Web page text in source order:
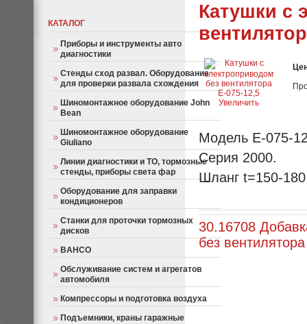
КАТАЛОГ
Приборы и инструменты авто
диагностики
Стенды сход развал. Оборудование
для проверки развала схождения
Шиномонтажное оборудование John
Bean
Шиномонтажное оборудование
Giuliano
Линии диагностики и ТО, тормозные
стенды, приборы света фар
Оборудование для заправки
кондиционеров
Станки для проточки тормозных
дисков
BAHCO
Обслуживание систем и агрегатов
автомобиля
Компрессоры и подготовка воздуха
Подъемники, краны гаражные
Катушки с
Увеличить
Модель E-075-
Серия 2000.
Шланг t=150-
30.16708
без